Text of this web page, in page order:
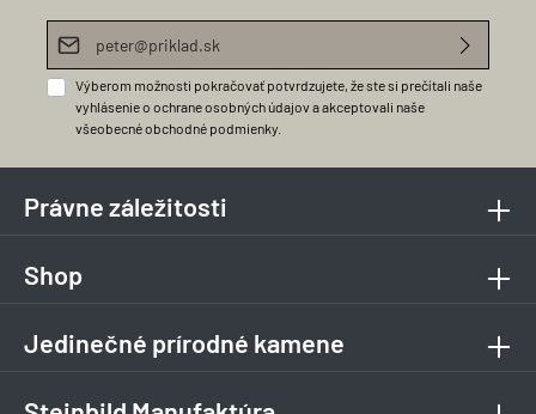
E-mailová adresa*
Výberom možnosti pokračovať potvrdzujete, že ste si prečítali naše
vyhlásenie o ochrane osobných údajova akceptovali naše
všeobecné obchodné podmienky
Právne záležitosti
Shop
Jedinečné prírodné kamene